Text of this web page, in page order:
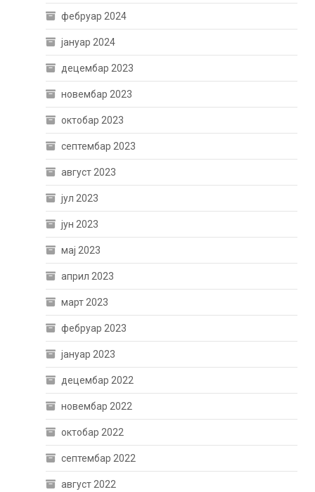
фебруар 2024
јануар 2024
децембар 2023
новембар 2023
октобар 2023
септембар 2023
август 2023
јул 2023
јун 2023
мај 2023
април 2023
март 2023
фебруар 2023
јануар 2023
децембар 2022
новембар 2022
октобар 2022
септембар 2022
август 2022